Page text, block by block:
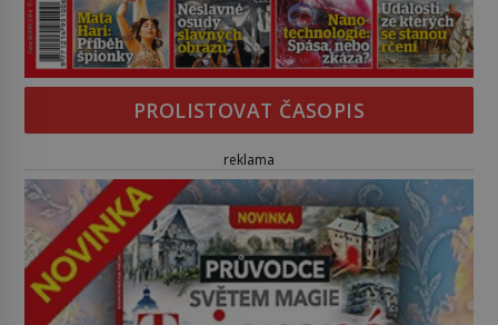
PROLISTOVAT ČASOPIS
reklama